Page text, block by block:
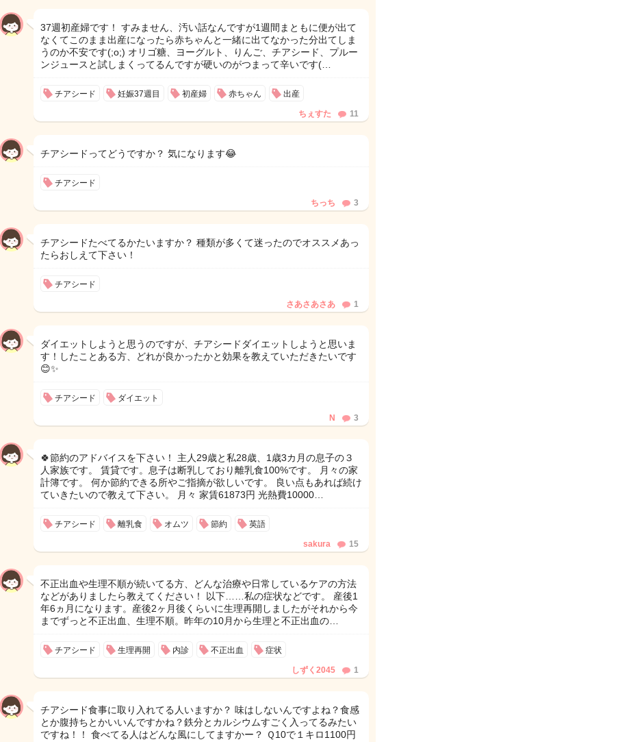
37週初産婦です！ すみません、汚い話なんですが1週間まともに便が出て
なくてこのまま出産になったら赤ちゃんと一緒に出てなかった分出てしま
うのか不安です(;o;) オリゴ糖、ヨーグルト、りんご、チアシード、プルー
ンジュースと試しまくってるんですが硬いのがつまって辛いです(…
チアシード 妊娠37週目 初産婦 赤ちゃん 出産
ちぇすた 11
チアシードってどうですか？ 気になります😂
チアシード
ちっち 3
チアシードたべてるかたいますか？ 種類が多くて迷ったのでオススメあっ
たらおしえて下さい！
チアシード
さあさあさあ 1
ダイエットしようと思うのですが、チアシードダイエットしようと思いま
す！したことある方、どれが良かったかと効果を教えていただきたいです
😊✨
チアシード ダイエット
N 3
🍀節約のアドバイスを下さい！ 主人29歳と私28歳、1歳3カ月の息子の３
人家族です。 賃貸です。息子は断乳しており離乳食100%です。 月々の家
計簿です。 何か節約できる所やご指摘が欲しいです。 良い点もあれば続け
ていきたいので教えて下さい。 月々 家賃61873円 光熱費10000…
チアシード 離乳食 オムツ 節約 英語
sakura 15
不正出血や生理不順が続いてる方、どんな治療や日常しているケアの方法
などがありましたら教えてください！ 以下……私の症状などです。 産後1
年6ヵ月になります。産後2ヶ月後くらいに生理再開しましたがそれから今
までずっと不正出血、生理不順。昨年の10月から生理と不正出血の…
チアシード 生理再開 内診 不正出血 症状
しずく2045 1
チアシード食事に取り入れてる人いますか？ 味はしないんですよね？食感
とか腹持ちとかいいんですかね？鉄分とカルシウムすごく入ってるみたい
ですね！！ 食べてる人はどんな風にしてますかー？ Ｑ10で１キロ1100円